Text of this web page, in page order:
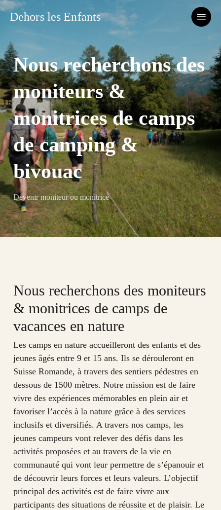
Skip
Dehors les Enfants Menu
Nous recherchons des
moniteurs &
monitrices de camps
de camping &
bivouac
Devenir moniteur ou monitrice
Nous recherchons des moniteurs
& monitrices de camps de
vacances en nature
Les camps en nature accueilleront des enfants et des
jeunes âgés entre 9 et 15 ans. Ils se dérouleront en
Suisse Romande, à travers des sentiers pédestres en
dessous de 1500 mètres. Notre mission est de faire
vivre des expériences mémorables en plein air et
favoriser l’accès à la nature grâce à des services
inclusifs et diversifiés. A travers nos camps, les
jeunes campeurs vont relever des défis dans les
activités proposées et au travers de la vie en
communauté qui vont leur permettre de s’épanouir et
de découvrir leurs forces et leurs valeurs. L’objectif
principal des activités est de faire vivre aux
participants des situations de réussite et de plaisir. Le